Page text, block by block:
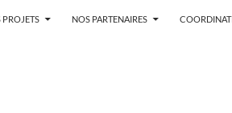
PROJETS NOS PARTENAIRES